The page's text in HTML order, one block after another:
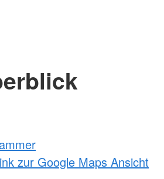
zur Google Maps Ansicht